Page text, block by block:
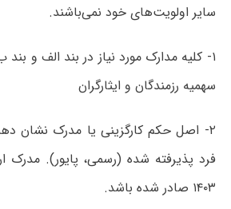
سایر اولویت‌های خود نمی‌باشند.
۱- کلیه مدارک مورد نیاز در بند الف و
سهمیه رزمندگان و ایثارگران
۲- اصل حکم کارگزینی یا مدرک نشان
فرد پذیرفته شده (رسمی، پایور). مدرک
۱۴۰۳ صادر شده باشد.